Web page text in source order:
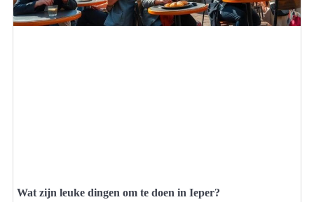
Wat zijn leuke dingen om te doen in Ieper?